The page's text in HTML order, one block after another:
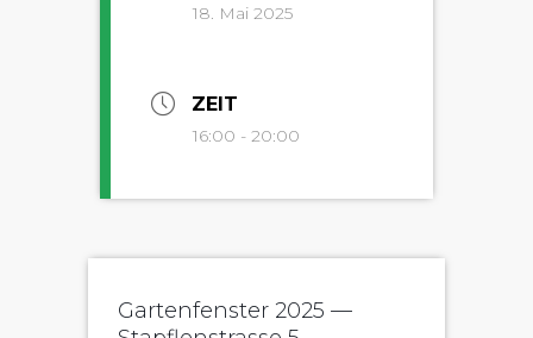
18. Mai 2025
ZEIT
16:00 - 20:00
Gartenfenster 2025 —